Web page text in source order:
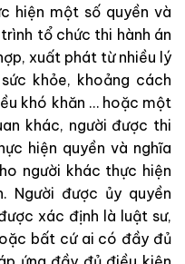
hiện một số quyền và
tổ chức thi hành án
xuất phát từ nhiều lý
khỏe, khoảng cách
khó khăn … hoặc một
khác, người được thi
hiện quyền và nghĩa
người khác thực hiện
Người được ủy quyền
xác định là luật sư,
bất cứ ai có đầy đủ